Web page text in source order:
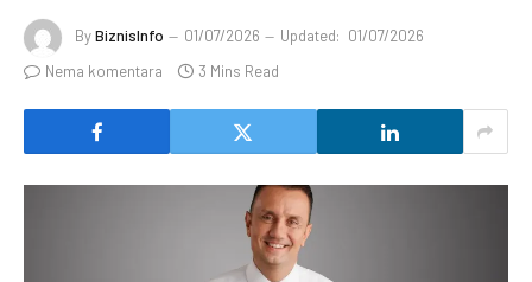
ByBiznisInfo 01/07/2026 Updated: 01/07/2026
Nema komentara
3 Mins Read